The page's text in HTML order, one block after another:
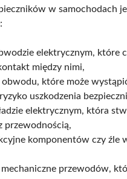
w samochodach
elektrycznym, które
między nimi,
obwodu, które może
uszkodzenia
elektrycznym, która
przewodnością,
komponentów czy źle
mechaniczne przewodów,